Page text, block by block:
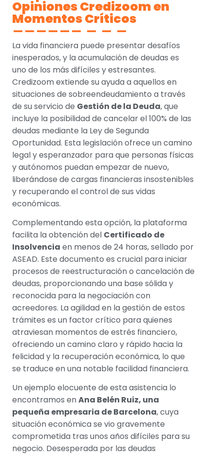
Opiniones Credizoom en
Momentos Críticos
La vida financiera puede presentar desafíos
inesperados, y la acumulación de deudas es
uno de los más difíciles y estresantes.
Credizoom extiende su ayuda a aquellos en
situaciones de sobreendeudamiento a través
de su servicio de Gestión de la Deuda, que
incluye la posibilidad de cancelar el 100% de las
deudas mediante la Ley de Segunda
Oportunidad. Esta legislación ofrece un camino
legal y esperanzador para que personas físicas
y autónomos puedan empezar de nuevo,
liberándose de cargas financieras insostenibles
y recuperando el control de sus vidas
económicas.
Complementando esta opción, la plataforma
facilita la obtención del Certificado de
Insolvencia en menos de 24 horas, sellado por
ASEAD. Este documento es crucial para iniciar
procesos de reestructuración o cancelación de
deudas, proporcionando una base sólida y
reconocida para la negociación con
acreedores. La agilidad en la gestión de estos
trámites es un factor crítico para quienes
atraviesan momentos de estrés financiero,
ofreciendo un camino claro y rápido hacia la
felicidad y la recuperación económica, lo que
se traduce en una notable facilidad financiera.
Un ejemplo elocuente de esta asistencia lo
encontramos enAna Belén Ruiz, una
pequeña empresaria de Barcelona, cuya
situación económica se vio gravemente
comprometida tras unos años difíciles para su
negocio. Desesperada por las deudas